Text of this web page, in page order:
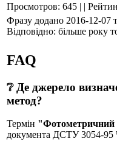
Просмотров: 645 | |
Фразу додано 2016-12-07
Відповідно: більше року
FAQ
❔ Де джерело
метод?
Термін "Фотометричний
документа ДСТУ 3054-